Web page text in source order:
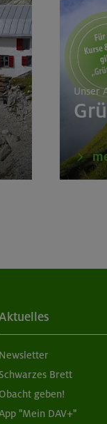
Unser
Newsletter
Schwarzes Brett
Obacht geben!
"Mein DAV+"